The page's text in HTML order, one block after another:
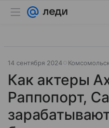
14 сентября 2024
Как актеры
Раппопорт,